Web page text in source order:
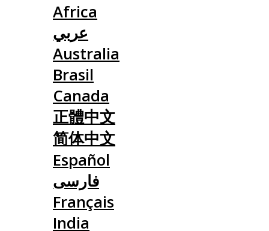
Africa
عربي
Australia
Brasil
Canada
正體中文
简体中文
Español
فارسی
Français
India